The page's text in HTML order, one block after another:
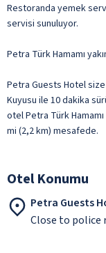
Restoranda yemek
servisi sunuluyor.
Petra Türk Hamamı
Petra Guests Hotel
Kuyusu ile 10 dakika
otel Petra Türk
mi (2,2 km) mesafede.
Otel Konumu
Petra Guests
Close to police